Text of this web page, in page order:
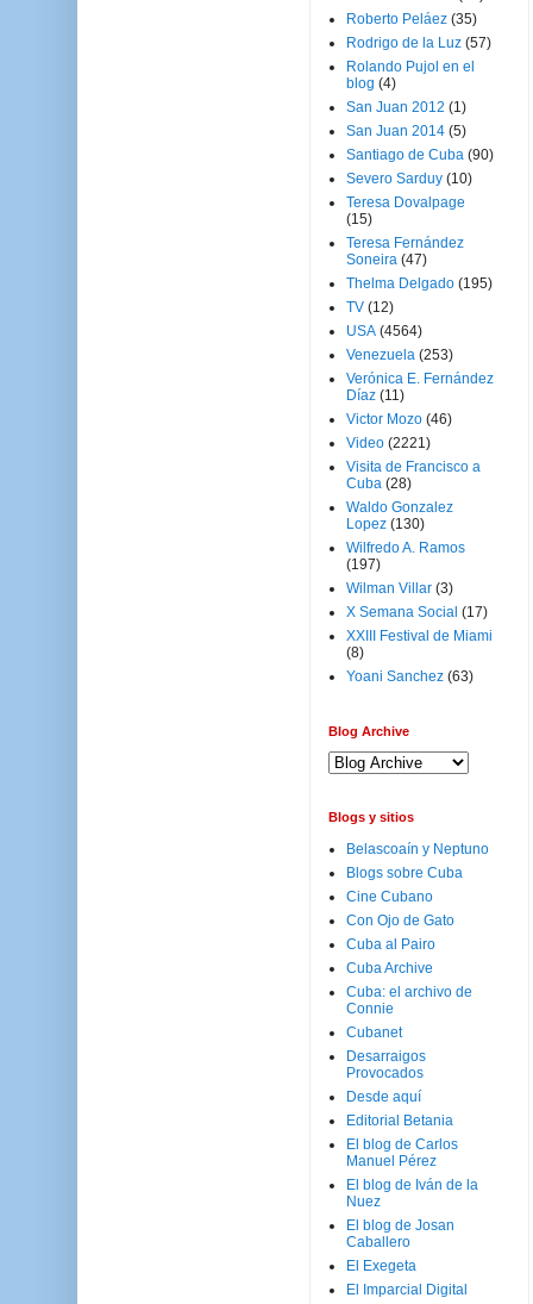
Roberto Peláez (35)
Rodrigo de la Luz (57)
Rolando Pujol en el
blog (4)
San Juan 2012 (1)
San Juan 2014 (5)
Santiago de Cuba (90)
Severo Sarduy (10)
Teresa Dovalpage
(15)
Teresa Fernández
Soneira (47)
Thelma Delgado (195)
TV (12)
USA (4564)
Venezuela (253)
Verónica E. Fernández
Díaz (11)
Victor Mozo (46)
Video (2221)
Visita de Francisco a
Cuba (28)
Waldo Gonzalez
Lopez (130)
Wilfredo A. Ramos
(197)
Wilman Villar (3)
X Semana Social (17)
XXIII Festival de Miami
(8)
Yoani Sanchez (63)
Blog Archive
Blogs y sitios
Belascoaín y Neptuno
Blogs sobre Cuba
Cine Cubano
Con Ojo de Gato
Cuba al Pairo
Cuba Archive
Cuba: el archivo de
Connie
Cubanet
Desarraigos
Provocados
Desde aquí
Editorial Betania
El blog de Carlos
Manuel Pérez
El blog de Iván de la
Nuez
El blog de Josan
Caballero
El Exegeta
El Imparcial Digital